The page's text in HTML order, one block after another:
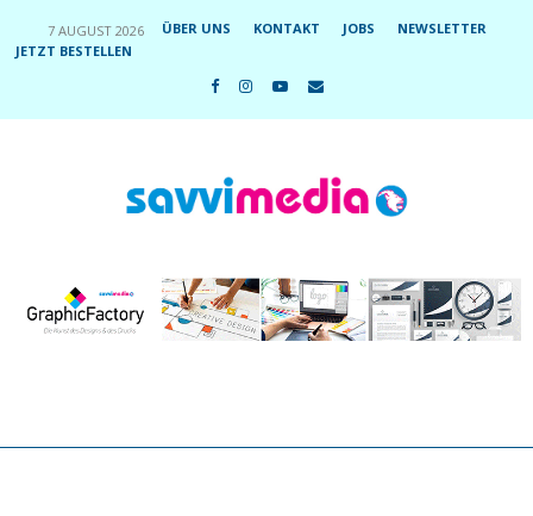
7 AUGUST 2026 ÜBER UNS KONTAKT JOBS
NEWSLETTER
JETZT BESTELLEN